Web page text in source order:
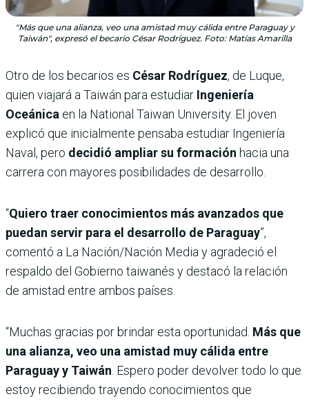
"Más que una alianza, veo una amistad muy cálida entre Paraguay y
Taiwán", expresó el becario César Rodríguez. Foto: Matías Amarilla
Otro de los becarios es César Rodríguez, de Luque,
quien viajará a Taiwán para estudiar Ingeniería
Oceánica en la National Taiwan University. El joven
explicó que inicialmente pensaba estudiar Ingeniería
Naval, pero decidió ampliar su formación hacia una
carrera con mayores posibilidades de desarrollo.
“Quiero traer conocimientos más avanzados que
puedan servir para el desarrollo de Paraguay”,
comentó a La Nación/Nación Media y agradeció el
respaldo del Gobierno taiwanés y destacó la relación
de amistad entre ambos países.
“Muchas gracias por brindar esta oportunidad. Más que
una alianza, veo una amistad muy cálida entre
Paraguay y Taiwán . Espero poder devolver todo lo que
estoy recibiendo trayendo conocimientos que